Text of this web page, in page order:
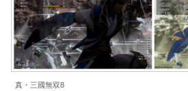
真・三國無双8